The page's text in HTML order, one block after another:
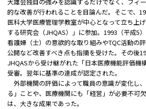
的な改善が行われることを目論んだ。そこで、
医科大学医療管理学教室が中心となって立ち上
する研究会（JHQAS）」に参加。1993（平成5
看護婦（士）の意欲的な取り組みやTQC活動の
公開など改善すべき点も指摘を受けた。その後
JHQASから受け継がれた「日本医療機能評価機
受審。翌年に基準の達成が認定された。
外部機関の評価によって職員の意識が変化し
る」ことや、医療機関にも「経営」が必要不可
は、大きな成果であった。